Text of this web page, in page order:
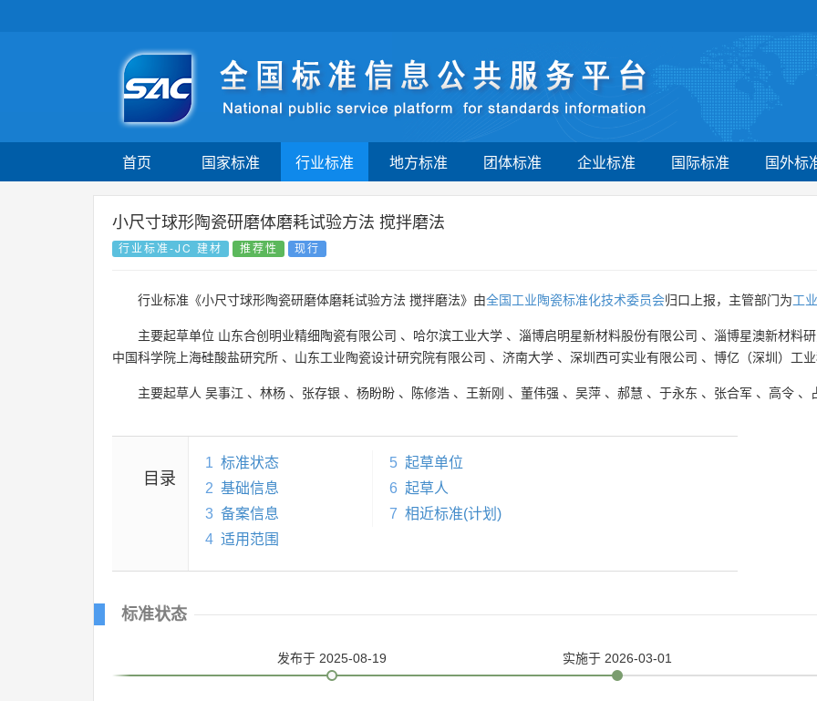
首页 国家标准 行业标准 地方标准 团体标准 企业标准 国际标准 国外标
小尺寸球形陶瓷研磨体磨耗试验方法 搅拌磨法
行业标准-JC 建材 推荐性 现行
行业标准《小尺寸球形陶瓷研磨体磨耗试验方法 搅拌磨法》由全国工业陶瓷标准化技术委员会归口上报，主管部门为工
主要起草单位 山东合创明业精细陶瓷有限公司 、 哈尔滨工业大学 、 淄博启明星新材料股份有限公司 、 淄博星澳新材料
中国科学院上海硅酸盐研究所 、 山东工业陶瓷设计研究院有限公司 、 济南大学 、 深圳西可实业有限公司 、 博亿（深圳）工
主要起草人 吴事江 、 林杨 、 张存银 、 杨盼盼 、 陈修浩 、 王新刚 、 董伟强 、 吴萍 、 郝慧 、 于永东 、 张合军 、 高令 、
目录
1 标准状态
2 基础信息
3 备案信息
4 适用范围
5 起草单位
6 起草人
7 相近标准(计划)
标准状态
发布于 2025-08-19 实施于 2026-03-01